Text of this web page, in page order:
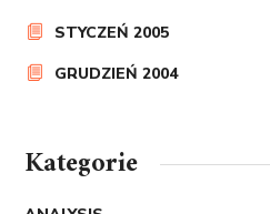
STYCZEŃ 2005
GRUDZIEŃ 2004
Kategorie